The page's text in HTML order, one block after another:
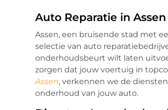
Auto Reparatie in Assen
Assen, een bruisende stad met
selectie van auto
onderhoudsbeurt wilt laten
zorgen dat jouw voertuig in
Assen, verkennen we de
onderhoud van jouw auto.